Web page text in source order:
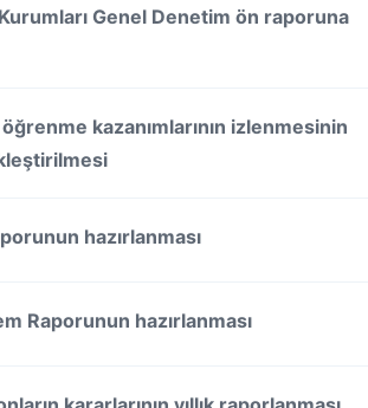
Genel Denetim ön raporuna
kazanımlarının izlenmesinin
hazırlanması
Raporunun hazırlanması